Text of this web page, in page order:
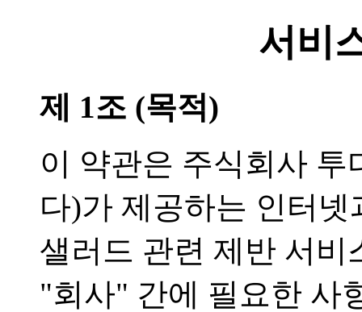
서비
제 1조 (목적)
이 약관은 주식회사
다)가 제공하는 인터
샐러드 관련 제반 서
"회사" 간에 필요한 사